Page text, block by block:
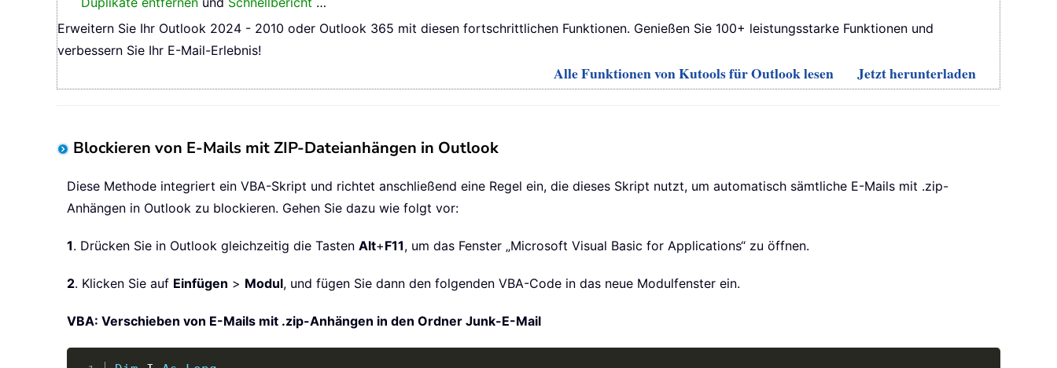
Erweitern Sie Ihr Outlook 2024 - 2010 oder Outlook 365 mit diesen fortschrittlichen Funktionen. Genießen Sie 100+ leistungsstarke Funktionen und
verbessern Sie Ihr E-Mail-Erlebnis!
Alle Funktionen von Kutools für Outlook lesen Jetzt herunterladen
Blockieren von E-Mails mit ZIP-Dateianhängen in Outlook
Diese Methode integriert ein VBA-Skript und richtet anschließend eine Regel ein, die dieses Skript nutzt, um automatisch sämtliche E-Mails mit .zip-
Anhängen in Outlook zu blockieren. Gehen Sie dazu wie folgt vor:
1. Drücken Sie in Outlook gleichzeitig die Tasten Alt+F11, um das Fenster „Microsoft Visual Basic for Applications“ zu öffnen.
2. Klicken Sie auf Einfügen > Modul, und fügen Sie dann den folgenden VBA-Code in das neue Modulfenster ein.
VBA: Verschieben von E-Mails mit .zip-Anhängen in den Ordner Junk-E-Mail